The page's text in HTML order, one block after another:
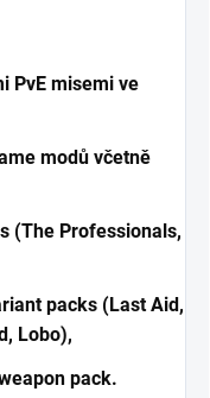
PvE misemi ve
modů včetně
(The Professionals,
packs (Last Aid,
Lobo),
pack.